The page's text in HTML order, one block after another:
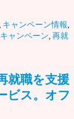
, キャンペーン情報,
ャンペーン, 再就
就職を支援
ビス。オフ